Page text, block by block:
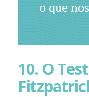
o que
10. O